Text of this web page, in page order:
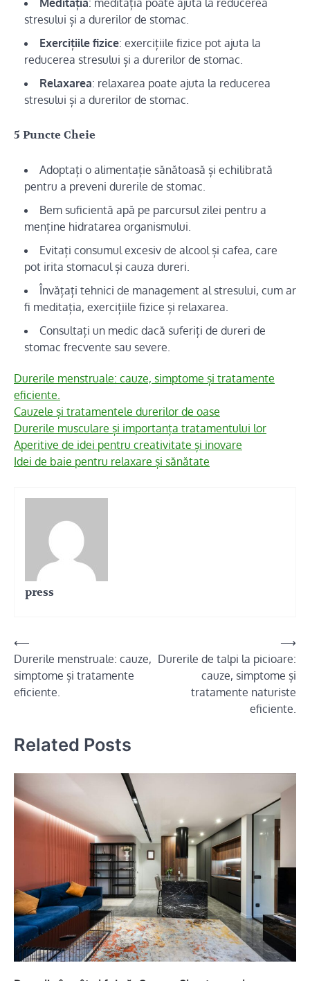
Meditația: meditația poate ajuta la reducerea
stresului și a durerilor de stomac.
Exercițiile fizice: exercițiile fizice pot ajuta la
reducerea stresului și a durerilor de stomac.
Relaxarea: relaxarea poate ajuta la reducerea
stresului și a durerilor de stomac.
5 Puncte Cheie
Adoptați o alimentație sănătoasă și echilibrată
pentru a preveni durerile de stomac.
Bem suficientă apă pe parcursul zilei pentru a
menține hidratarea organismului.
Evitați consumul excesiv de alcool și cafea, care
pot irita stomacul și cauza dureri.
Învățați tehnici de management al stresului, cum ar
fi meditația, exercițiile fizice și relaxarea.
Consultați un medic dacă suferiți de dureri de
stomac frecvente sau severe.
Durerile menstruale: cauze, simptome și tratamente
eficiente.
Cauzele și tratamentele durerilor de oase
Durerile musculare și importanța tratamentului lor
Aperitive de idei pentru creativitate și inovare
Idei de baie pentru relaxare și sănătate
press
Navigare
în
articole
⟵
Durerile menstruale: cauze,
simptome și tratamente
eficiente.
Durerile de talpi la picioare:
cauze, simptome și
tratamente naturiste
eficiente.
⟶
Related Posts